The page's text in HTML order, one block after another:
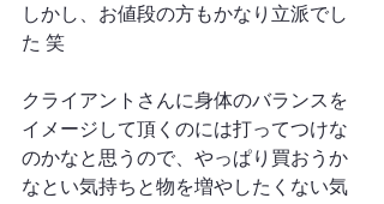
しかし、お値段の方もかなり立派でし
た 笑
クライアントさんに身体のバランスを
イメージして頂くのには打ってつけな
のかなと思うので、やっぱり買おうか
なとい気持ちと物を増やしたくない気